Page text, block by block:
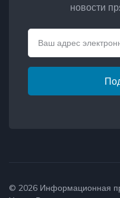
новости
© 2026 Информационная